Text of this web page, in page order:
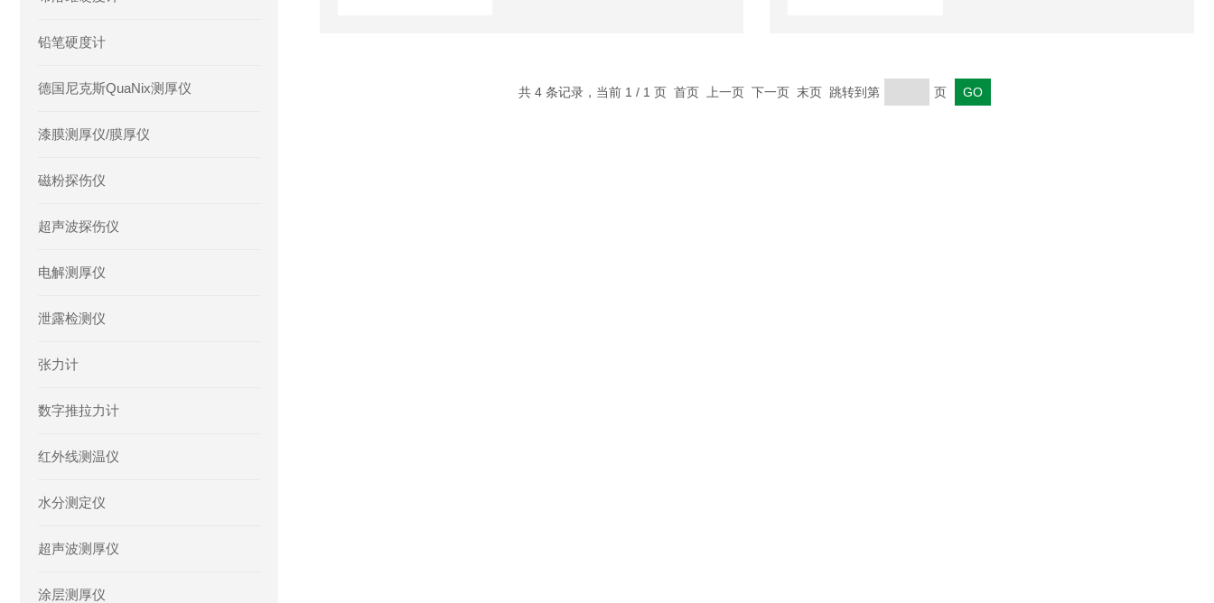
铅笔硬度计
德国尼克斯QuaNix测厚仪
漆膜测厚仪/膜厚仪
磁粉探伤仪
超声波探伤仪
电解测厚仪
泄露检测仪
张力计
数字推拉力计
红外线测温仪
水分测定仪
超声波测厚仪
涂层测厚仪
共 4 条记录，当前 1 / 1 页 首页 上一页 下一页 末页 跳转到第 页